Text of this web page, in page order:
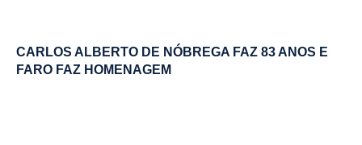
CARLOS ALBERTO DE NÓBREGA FAZ 83 ANOS E
FARO FAZ HOMENAGEM